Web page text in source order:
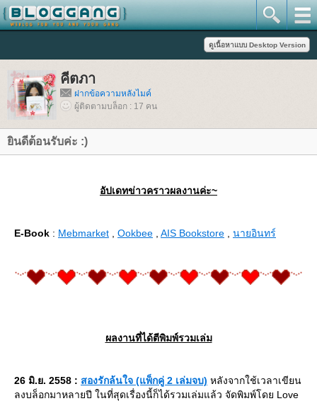
คีตภา
ฝากข้อความหลังไมค์
ผู้ติดตามบล็อก : 17 คน
ินดีต้อนรับค่ะ :)
อัปเดทข่าวคราวผลงานค่ะ~
E-Book : Mebmarket Ookbee AIS Bookstore นายอินทร์
ผลงานที่ได้ตีพิมพ์รวมเล่ม
26 มิ.ย. 2558 : สองรักล้นใจ (แพ็กคู่ 2 เล่มจบ) หลังจากใช้เวลาเขียน
ลงบล็อกมาหลายปี ในที่สุดเรื่องนี้ก็ได้รวมเล่มแล้ว จัดพิมพ์โดย Love